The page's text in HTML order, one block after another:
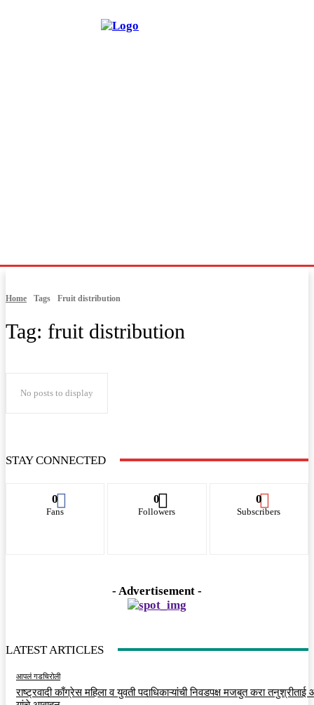
Home Tags Fruit distribution
Tag: fruit distribution
No posts to display
STAY CONNECTED
0
Fans
0
Followers
0
Subscribers
- Advertisement -
LATEST ARTICLES
आपलं गडचिरोली
राष्ट्रवादी काँग्रेस महिला व युवती पदाधिकाऱ्यांची निवडपक्ष मजबुत करा तनुश्रीताई